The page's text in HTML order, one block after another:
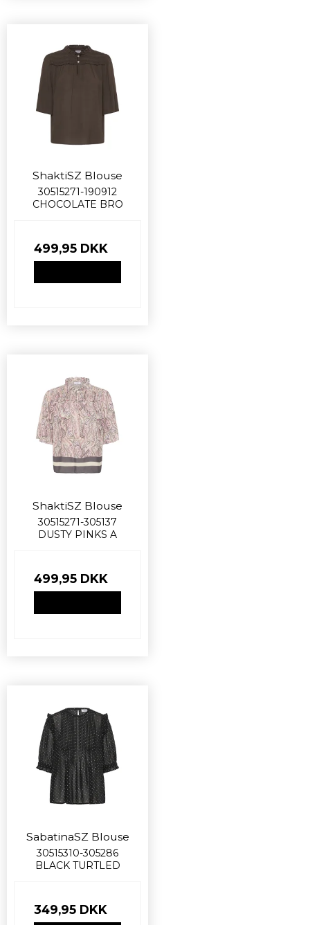
ShaktiSZ Blouse
30515271-190912
CHOCOLATE BRO
499,95 DKK
ShaktiSZ Blouse
30515271-305137
DUSTY PINKS A
499,95 DKK
SabatinaSZ Blouse
30515310-305286
BLACK TURTLED
349,95 DKK